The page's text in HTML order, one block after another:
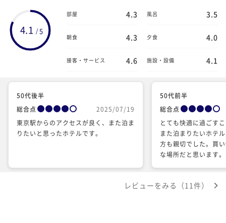
4.1 /5
部屋 4.3 風呂 3.5
朝食 4.3 夕食 4.0
接客・サービス 4.6 施設・設備 4.1
50代後半
総合点
2025/07/19
東京駅からのアクセスが良く、また泊ま
りたいと思ったホテルです。
50代前半
総合点
とても快適に過ごす
また泊まりたいホテ
方も親切でした。買
な場所だと思います
レビューをみる（11件）